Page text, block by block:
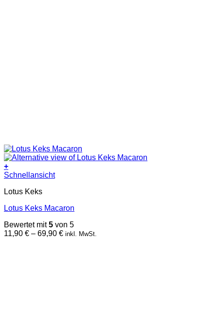
+
Dieses
weist
Varianten
Die
Optionen
Schnellansicht
Lotus Keks
Lotus Keks Macaron
Bewertet mit5 von 5
11,90 € – 69,90 €Preisspanne:
inkl. MwSt.